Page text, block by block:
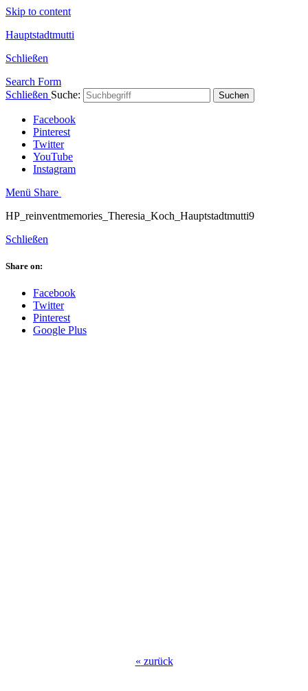
Skip to content
Hauptstadtmutti
Schließen
Search Form
Schließen Suche: Suchen
Facebook
Pinterest
Twitter
YouTube
Instagram
Menü Share
HP_reinventmemories_Theresia_Koch_Hauptstadtmutti9
Schließen
Share on:
Facebook
Twitter
Pinterest
Google Plus
« zurück